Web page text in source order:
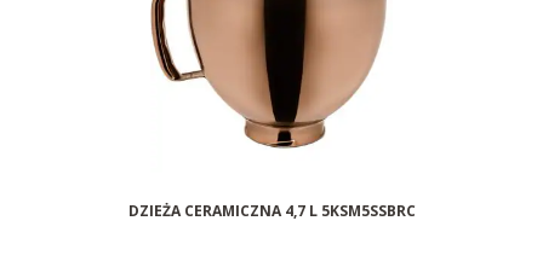
DZIEŻA CERAMICZNA 4,7 L 5KSM5SSBRC